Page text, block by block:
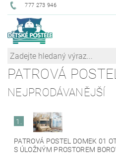
777 273 946
PATROVÁ
NEJPRODÁVANĚJŠÍ
1.
PATROVÁ POSTEL DOMEK 01
S ÚLOŽNÝM PROSTOREM